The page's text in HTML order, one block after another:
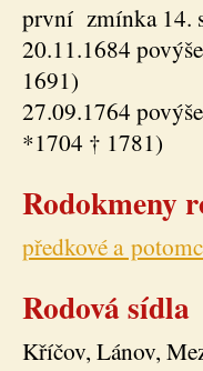
první zmínka 14.
20.11.1684
1691)
27.09.1764
*1704 † 1781)
Rodokmeny
předkové a
Rodová sídla
Kříčov, Lánov,